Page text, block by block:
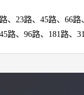
、23路、45路、66路
路、96路、181路、